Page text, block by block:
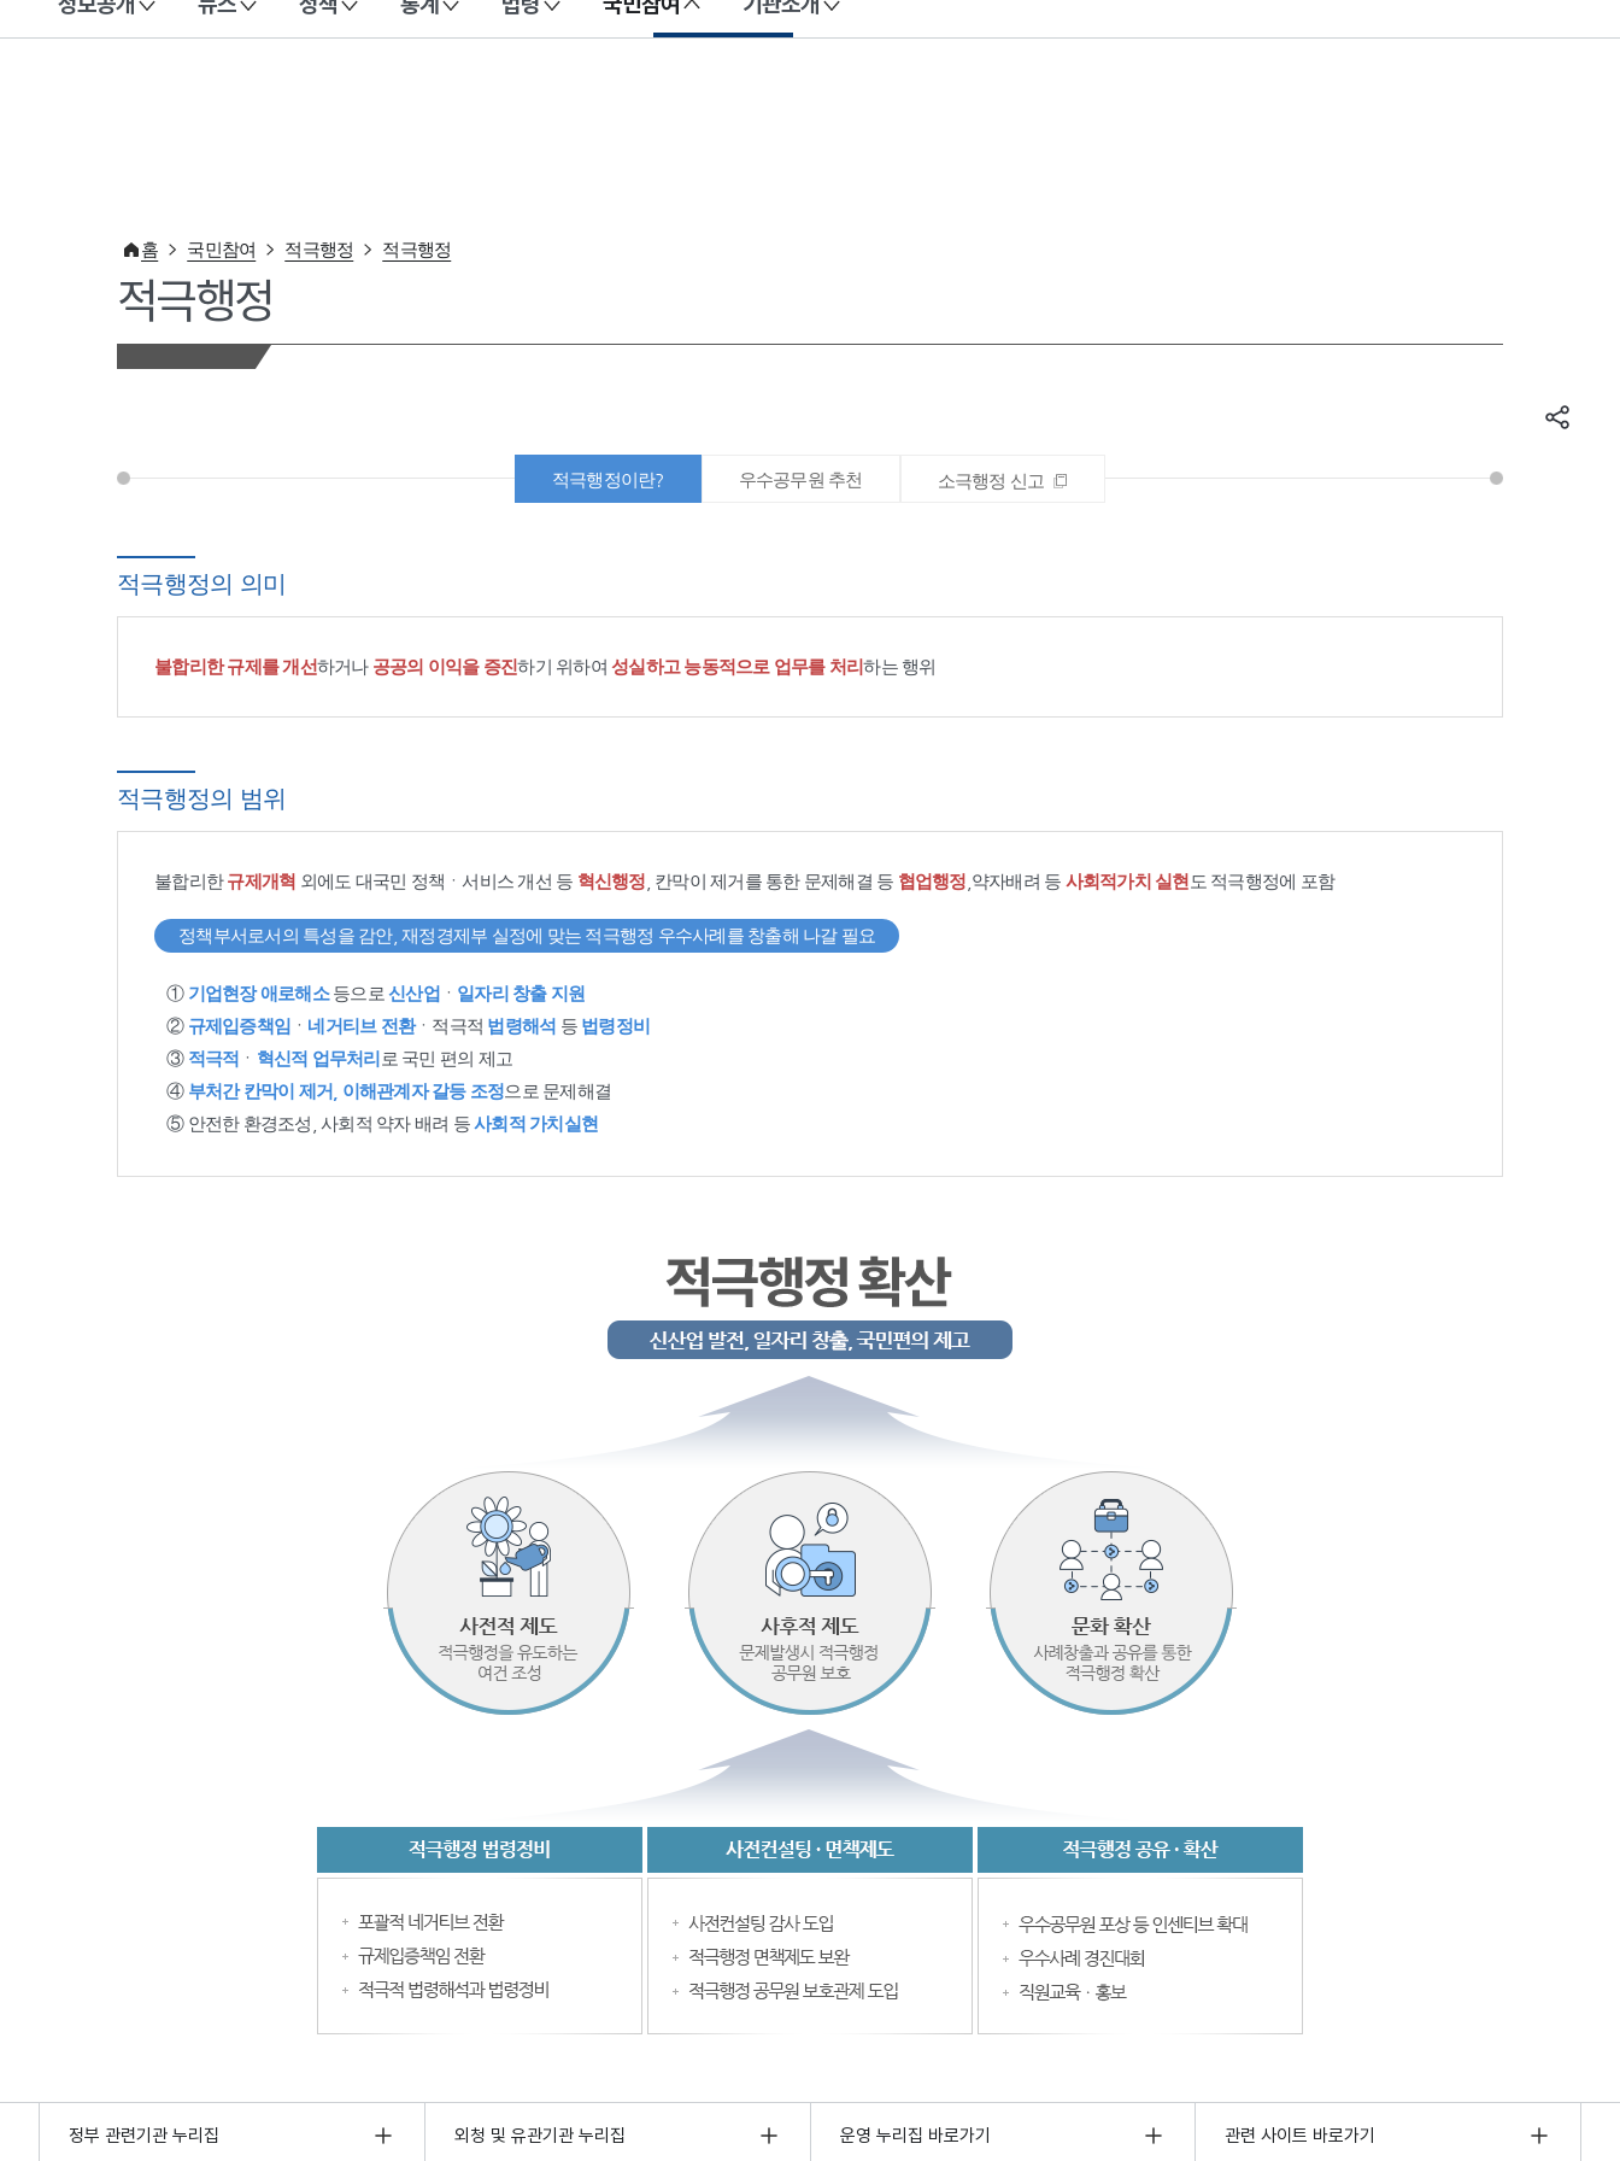
이 누리집은 대한민국 공식 전자정부 누리집입니다.
홈 국민참여 적극행정 적극행정
적극행정
적극행정이란? 우수공무원 추천 소극행정 신고
적극행정의 의미
불합리한 규제를 개선하거나 공공의 이익을 증진하기 위하여 성실하고 능동적으로 업무를 처리하는 행위
적극행정의 범위
불합리한규제개혁 외에도 대국민 정책ㆍ서비스 개선 등 혁신행정 , 칸막이 제거를 통한 문제해결 등 협업행정 ,약자배려 등 사회적가치 실현 도 적극행정에 포함
정책부서로서의 특성을 감안, 재정경제부 실정에 맞는 적극행정 우수사례를 창출해 나갈 필요
① 기업현장 애로해소등으로 신산업 ㆍ 일자리 창출 지원
② 규제입증책임 ㆍ 네거티브 전환ㆍ적극적 법령해석 등 법령정비
③ 적극적 ㆍ 혁신적 업무처리 로 국민 편의 제고
④ 부처간 칸막이 제거, 이해관계자 갈등 조정으로 문제해결
⑤ 안전한 환경조성, 사회적 약자 배려 등사회적 가치실현
정부 관련기관 누리집 외청 및 유관기관 누리집 운영 누리집 바로가기 관련 사이트 바로가기